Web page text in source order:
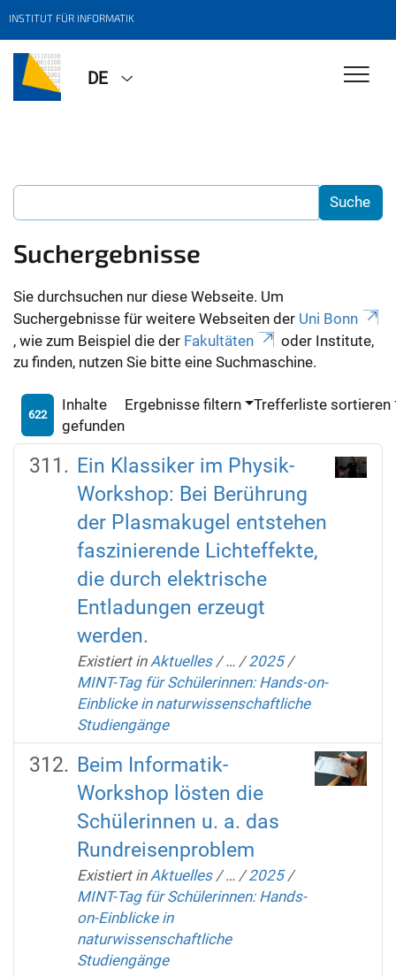
INSTITUT FÜR INFORMATIK
DE
Suchergebnisse
Sie durchsuchen nur diese Webseite. Um
Suchergebnisse für weitere Webseiten der Uni Bonn
, wie zum Beispiel die der Fakultäten
oder Institute,
zu finden, nutzen Sie bitte eine Suchmaschine.
622
Inhalte
gefunden
Ergebnisse filtern Trefferliste sortieren
Ein Klassiker im Physik-
Workshop: Bei Berührung
der Plasmakugel entstehen
faszinierende Lichteffekte,
die durch elektrische
Entladungen erzeugt
werden.
Existiert in Aktuelles /… /2025 /
MINT-Tag für Schülerinnen: Hands-on-
Einblicke in naturwissenschaftliche
Studiengänge
Beim Informatik-
Workshop lösten die
Schülerinnen u. a. das
Rundreisenproblem
Existiert in Aktuelles /… /2025 /
MINT-Tag für Schülerinnen: Hands-
on-Einblicke in
naturwissenschaftliche
Studiengänge